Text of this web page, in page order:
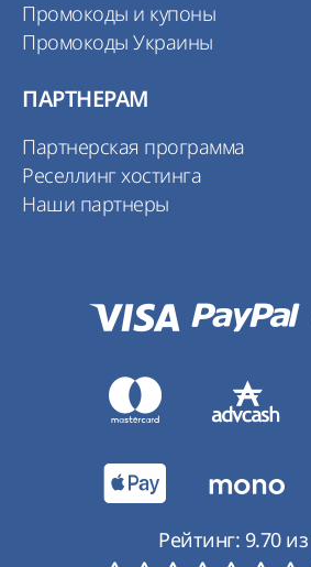
Промокоды и купоны
Промокоды Украины
ПАРТНЕРАМ
Партнерская программа
Реселлинг хостинга
Наши партнеры
Рейтинг: 9.70из